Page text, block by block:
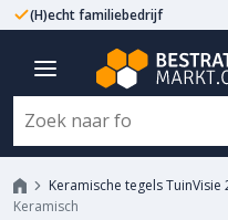
(H)echt familiebedrijf
Keramische tegels TuinVisie
Keramisch
Staptegel
Keramisch